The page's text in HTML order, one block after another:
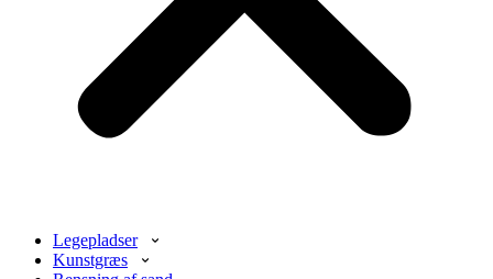
Legepladser
Kunstgræs